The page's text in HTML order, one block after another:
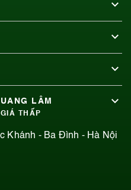
LÂM
THẤP
Khánh - Ba Đình - Hà Nội